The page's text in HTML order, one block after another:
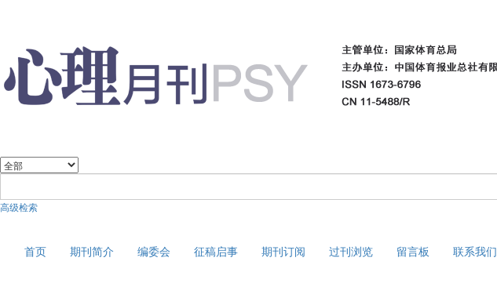
高级检索
首页 期刊简介 编委会 征稿启事 期刊订阅 过刊浏览 留言板 联系我们